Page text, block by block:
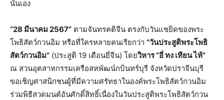
นั่นเอง
“28 มีนาคม 2567” ตามจันทรคติจีน ตรงกับวันแซยิดของพระ
โพธิสัตว์กวนอิม หรือที่ใครหลายคนเรียกว่า “วันประสูติพระโพธิ
สัตว์กวนอิม” (ประสูติ 19 เดือนยี่จีน) โดยวิหาร “อี่ ทง เทียน ไท้”
ณ สวนอุตสาหกรรมเครือสหพัฒน์กบินทร์บุรี จังหวัดปราจีนบุรี
ขอเชิญศาสนิกชนผู้ที่มีความศรัทธาในองค์พระโพธิสัตว์กวนอิม
ร่วมพิธีสวดมนต์อันศักดิ์สิทธิ์เนื่องในวันประสูติพระโพธิสัตว์กวน